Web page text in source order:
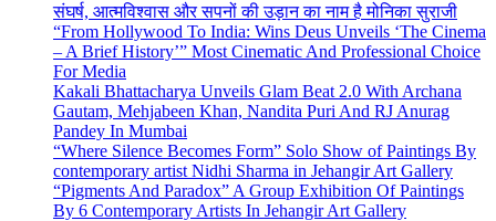
संघर्ष, आत्मविश्वास और सपनों की उड़ान का नाम है मोनिका सुराजी
“From Hollywood To India: Wins Deus Unveils ‘The Cinema
– A Brief History’” Most Cinematic And Professional Choice
For Media
Kakali Bhattacharya Unveils Glam Beat 2.0 With Archana
Gautam, Mehjabeen Khan, Nandita Puri And RJ Anurag
Pandey In Mumbai
“Where Silence Becomes Form” Solo Show of Paintings By
contemporary artist Nidhi Sharma in Jehangir Art Gallery
“Pigments And Paradox” A Group Exhibition Of Paintings
By 6 Contemporary Artists In Jehangir Art Gallery